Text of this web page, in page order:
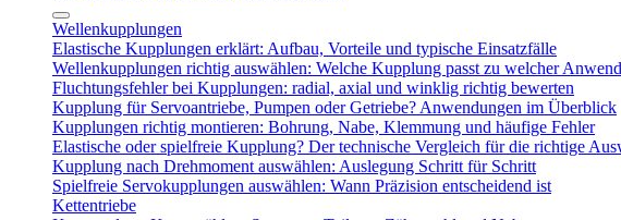
Wellenkupplungen
Elastische Kupplungen erklärt: Aufbau, Vorteile und typische Einsatzfälle
Wellenkupplungen richtig auswählen: Welche Kupplung passt zu welcher
Fluchtungsfehler bei Kupplungen: radial, axial und winklig richtig bewerten
Kupplung für Servoantriebe, Pumpen oder Getriebe? Anwendungen im Überblick
Kupplungen richtig montieren: Bohrung, Nabe, Klemmung und häufige Fehler
Elastische oder spielfreie Kupplung? Der technische Vergleich für die richtige
Kupplung nach Drehmoment auswählen: Auslegung Schritt für Schritt
Spielfreie Servokupplungen auswählen: Wann Präzision entscheidend ist
Kettentriebe